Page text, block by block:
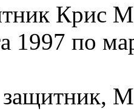
Крис
1997 по